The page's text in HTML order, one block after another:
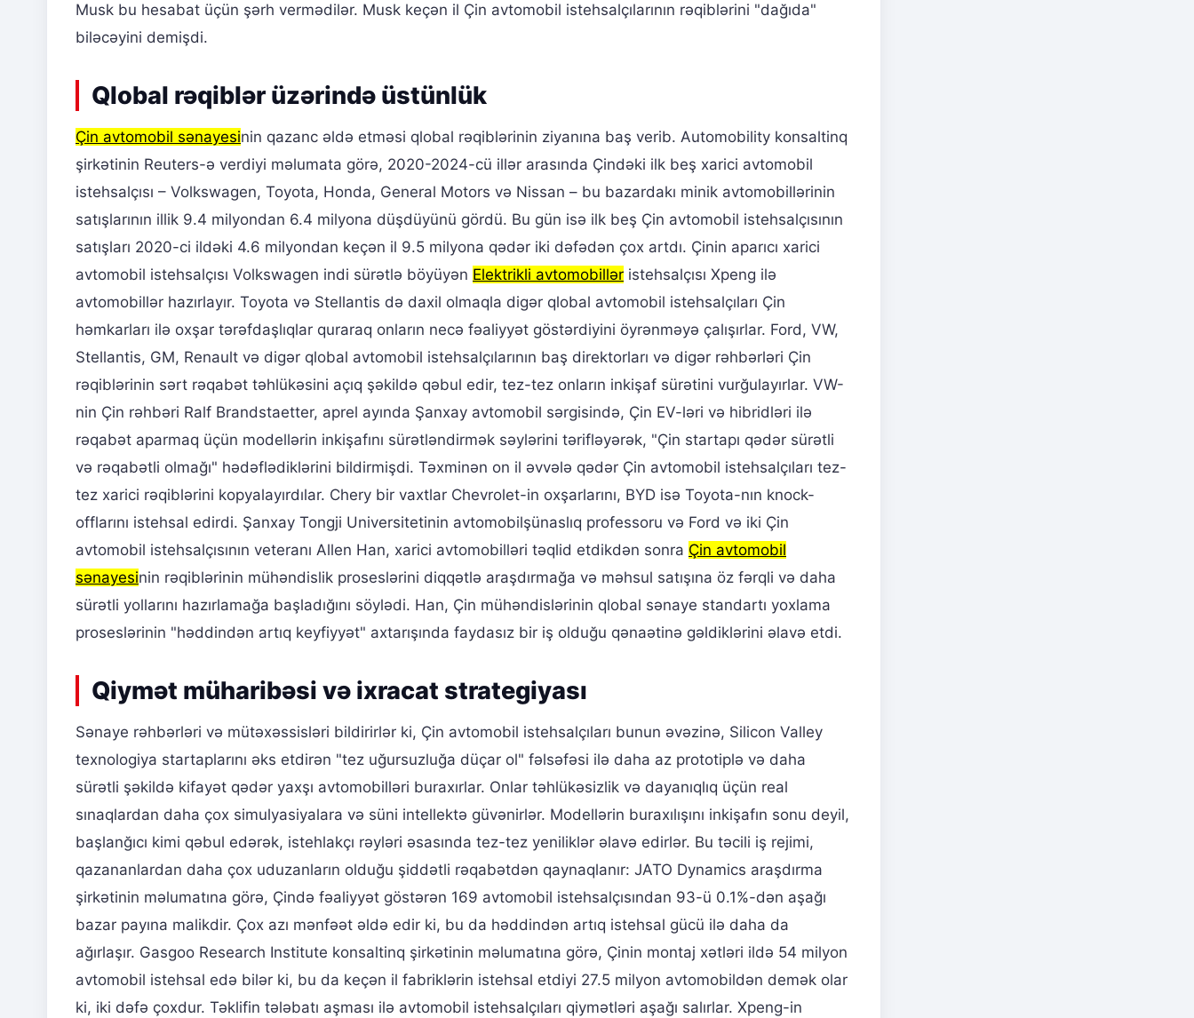
Musk bu hesabat üçün şərh vermədilər. Musk keçən il Çin avtomobil istehsalçılarının rəqiblərini "dağıda"
biləcəyini demişdi.
Qlobal rəqiblər üzərində üstünlük
Çin avtomobil sənayesinin qazanc əldə etməsi qlobal rəqiblərinin ziyanına baş verib. Automobility konsaltinq
şirkətinin Reuters-ə verdiyi məlumata görə, 2020-2024-cü illər arasında Çindəki ilk beş xarici avtomobil
istehsalçısı – Volkswagen, Toyota, Honda, General Motors və Nissan – bu bazardakı minik avtomobillərinin
satışlarının illik 9.4 milyondan 6.4 milyona düşdüyünü gördü. Bu gün isə ilk beş Çin avtomobil istehsalçısının
satışları 2020-ci ildəki 4.6 milyondan keçən il 9.5 milyona qədər iki dəfədən çox artdı. Çinin aparıcı xarici
avtomobil istehsalçısı Volkswagen indi sürətlə böyüyən Elektrikli avtomobillər istehsalçısı Xpeng ilə
avtomobillər hazırlayır. Toyota və Stellantis də daxil olmaqla digər qlobal avtomobil istehsalçıları Çin
həmkarları ilə oxşar tərəfdaşlıqlar quraraq onların necə fəaliyyət göstərdiyini öyrənməyə çalışırlar. Ford, VW,
Stellantis, GM, Renault və digər qlobal avtomobil istehsalçılarının baş direktorları və digər rəhbərləri Çin
rəqiblərinin sərt rəqabət təhlükəsini açıq şəkildə qəbul edir, tez-tez onların inkişaf sürətini vurğulayırlar. VW-
nin Çin rəhbəri Ralf Brandstaetter, aprel ayında Şanxay avtomobil sərgisində, Çin EV-ləri və hibridləri ilə
rəqabət aparmaq üçün modellərin inkişafını sürətləndirmək səylərini tərifləyərək, "Çin startapı qədər sürətli
və rəqabətli olmağı" hədəflədiklərini bildirmişdi. Təxminən on il əvvələ qədər Çin avtomobil istehsalçıları tez-
tez xarici rəqiblərini kopyalayırdılar. Chery bir vaxtlar Chevrolet-in oxşarlarını, BYD isə Toyota-nın knock-
offlarını istehsal edirdi. Şanxay Tongji Universitetinin avtomobilşünaslıq professoru və Ford və iki Çin
avtomobil istehsalçısının veteranı Allen Han, xarici avtomobilləri təqlid etdikdən sonra Çin avtomobil
sənayesinin rəqiblərinin mühəndislik proseslərini diqqətlə araşdırmağa və məhsul satışına öz fərqli və daha
sürətli yollarını hazırlamağa başladığını söylədi. Han, Çin mühəndislərinin qlobal sənaye standartı yoxlama
proseslərinin "həddindən artıq keyfiyyət" axtarışında faydasız bir iş olduğu qənaətinə gəldiklərini əlavə etdi.
Qiymət müharibəsi və ixracat strategiyası
Sənaye rəhbərləri və mütəxəssisləri bildirirlər ki, Çin avtomobil istehsalçıları bunun əvəzinə, Silicon Valley
texnologiya startaplarını əks etdirən "tez uğursuzluğa düçar ol" fəlsəfəsi ilə daha az prototiplə və daha
sürətli şəkildə kifayət qədər yaxşı avtomobilləri buraxırlar. Onlar təhlükəsizlik və dayanıqlıq üçün real
sınaqlardan daha çox simulyasiyalara və süni intellektə güvənirlər. Modellərin buraxılışını inkişafın sonu deyil,
başlanğıcı kimi qəbul edərək, istehlakçı rəyləri əsasında tez-tez yeniliklər əlavə edirlər. Bu təcili iş rejimi,
qazananlardan daha çox uduzanların olduğu şiddətli rəqabətdən qaynaqlanır: JATO Dynamics araşdırma
şirkətinin məlumatına görə, Çində fəaliyyət göstərən 169 avtomobil istehsalçısından 93-ü 0.1%-dən aşağı
bazar payına malikdir. Çox azı mənfəət əldə edir ki, bu da həddindən artıq istehsal gücü ilə daha da
ağırlaşır. Gasgoo Research Institute konsaltinq şirkətinin məlumatına görə, Çinin montaj xətləri ildə 54 milyon
avtomobil istehsal edə bilər ki, bu da keçən il fabriklərin istehsal etdiyi 27.5 milyon avtomobildən demək olar
ki, iki dəfə çoxdur. Təklifin tələbatı aşması ilə avtomobil istehsalçıları qiymətləri aşağı salırlar. Xpeng-in